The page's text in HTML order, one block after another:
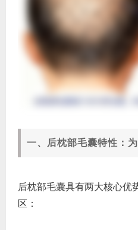
一、后枕部毛囊特性：
后枕部毛囊具有两大核心优
区：